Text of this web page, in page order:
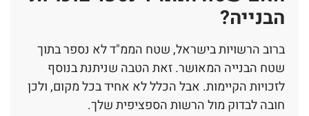
הבנייה?
ברוב הרשויות בישראל, שטח הממ"ד לא נספר בתוך
שטח הבנייה המאושר. זאת הטבה שניתנת בנוסף
לזכויות הקיימות. אבל הכלל לא אחיד בכל מקום, ולכן
חובה לבדוק מול הרשות הספציפית שלך.